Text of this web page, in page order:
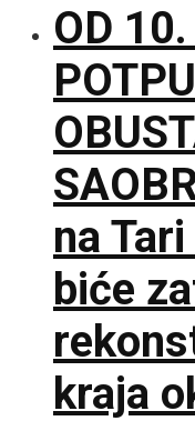
OD
na
biće
kraja